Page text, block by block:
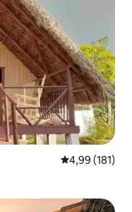
Évaluation
4,99 (181)